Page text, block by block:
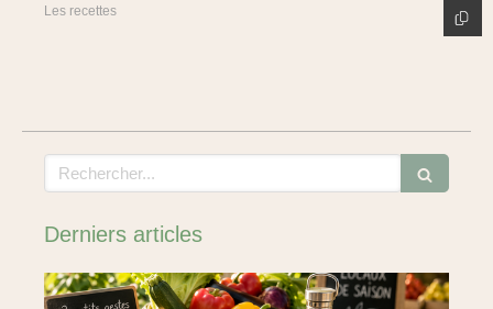
Les recettes
Rechercher
Derniers articles